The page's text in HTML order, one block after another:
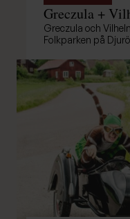
Greczula +
Greczula och
Folkparken på